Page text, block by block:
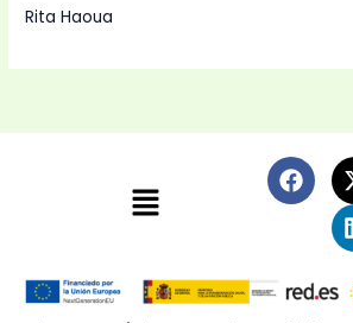
Rita Haoua
Menú
F
a
c
o
o